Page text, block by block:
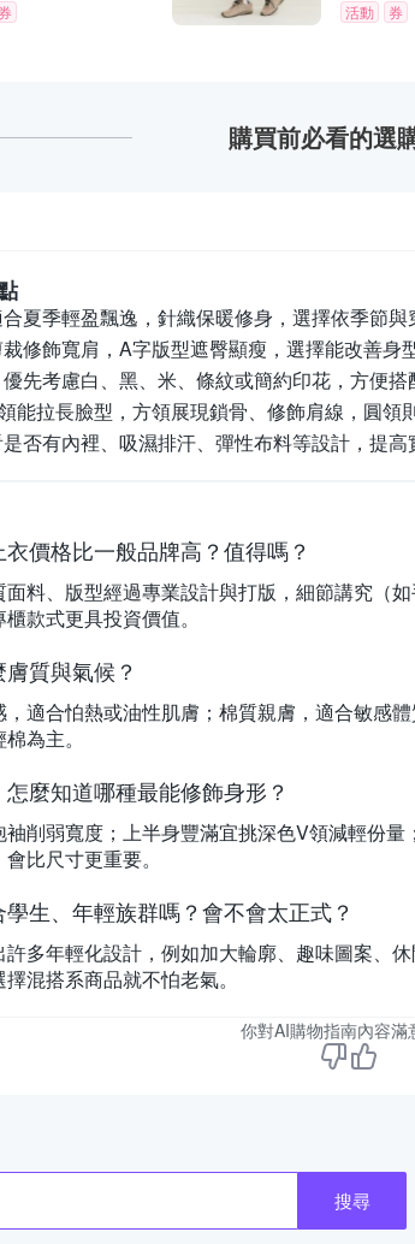
券 活動 券
購買前必看的選
夏季輕盈飄逸，針織保暖修身，選擇依季節與
修飾寬肩，A字版型遮臀顯瘦，選擇能改善身
優先考慮白、黑、米、條紋或簡約印花，方便搭
能拉長臉型，方領展現鎖骨、修飾肩線，圓領
否有內裡、吸濕排汗、彈性布料等設計，提高
價格比一般品牌高？值得嗎？
料、版型經過專業設計與打版，細節講究（
款式更具投資價值。
質與氣候？
適合怕熱或油性肌膚；棉質親膚，適合敏感
為主。
怎麼知道哪種最能修飾身形？
削弱寬度；上半身豐滿宜挑深色V領減輕份
比尺寸更重要。
生、年輕族群嗎？會不會太正式？
多年輕化設計，例如加大輪廓、趣味圖案、
混搭系商品就不怕老氣。
你對AI購物指南內容滿
搜尋